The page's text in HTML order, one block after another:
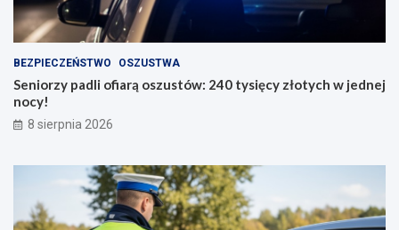
BEZPIECZEŃSTWO OSZUSTWA
Seniorzy padli ofiarą oszustów: 240 tysięcy złotych w jednej
nocy!
8 sierpnia 2026